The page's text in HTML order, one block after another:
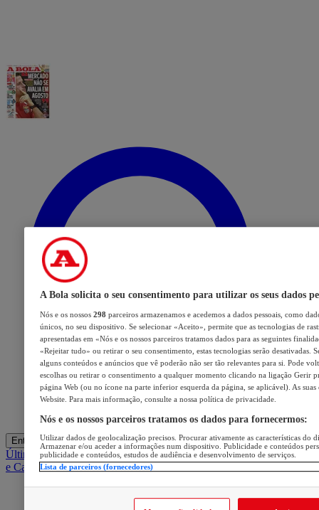
Entrar
ÚltimasMercadoOpiniãoiGaming HubA BOLA SUGEREBarba
e Cabelo
A Bola solicita o seu consentimento para utilizar os seus dados
Nós e os nossos 298 parceiros armazenamos e acedemos a dados pessoais, como
únicos, no seu dispositivo. Se selecionar «Aceito», permite que as tecnologias de
apresentadas em «Nós e os nossos parceiros tratamos dados para as seguintes
«Rejeitar tudo» ou retirar o seu consentimento, estas tecnologias serão desativadas.
alguns conteúdos e anúncios que vê poderão não ser tão relevantes para si. Pode
escolhas ou retirar o consentimento a qualquer momento clicando na ligação Gerir
página Web (ou no ícone na parte inferior esquerda da página, se aplicável). As suas
Website. Para mais informação, consulte a nossa política de privacidade.
Nós e os nossos parceiros tratamos os dados para fornecermos:
Utilizar dados de geolocalização precisos. Procurar ativamente as características do
Armazenar e/ou aceder a informações num dispositivo. Publicidade e conteúdos
publicidade e conteúdos, estudos de audiência e desenvolvimento de serviços.
Lista de parceiros (fornecedores)